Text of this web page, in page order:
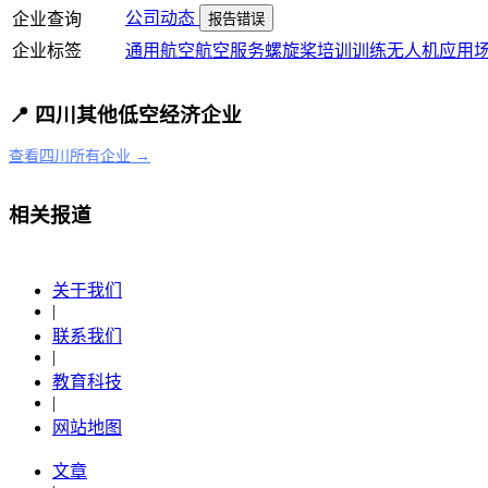
企业查询
公司动态 报告错误
企业标签 通用航空航空服务螺旋桨培训 训练无人机应用
📍 四川其他低空经济企业
查看四川所有企业 →
相关报道
关于我们
|
联系我们
|
教育科技
|
网站地图
文章